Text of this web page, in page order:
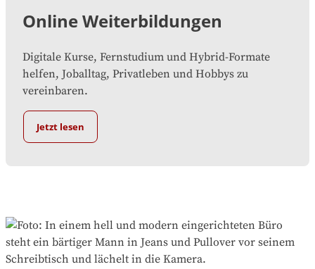
Online Weiterbildungen
Digitale Kurse, Fernstudium und Hybrid-Formate
helfen, Joballtag, Privatleben und Hobbys zu
vereinbaren.
Jetzt lesen